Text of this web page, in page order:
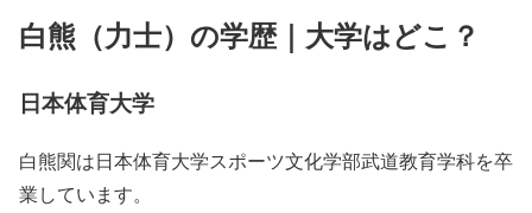
白熊（力士）の学歴｜大学はどこ？
日本体育大学
白熊関は日本体育大学スポーツ文化学部武道教育学科を卒
業しています。